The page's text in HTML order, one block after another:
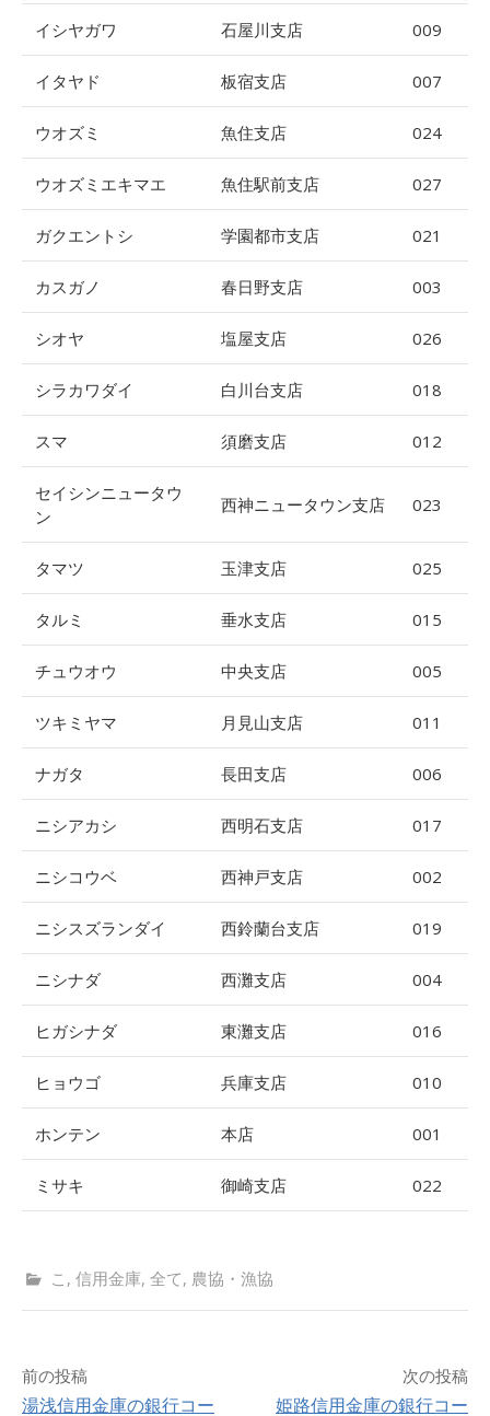
イシヤガワ 石屋川支店 009
イタヤド 板宿支店 007
ウオズミ 魚住支店 024
ウオズミエキマエ 魚住駅前支店 027
ガクエントシ 学園都市支店 021
カスガノ 春日野支店 003
シオヤ 塩屋支店 026
シラカワダイ 白川台支店 018
スマ 須磨支店 012
セイシンニュータウ
ン
西神ニュータウン支店 023
タマツ 玉津支店 025
タルミ 垂水支店 015
チュウオウ 中央支店 005
ツキミヤマ 月見山支店 011
ナガタ 長田支店 006
ニシアカシ 西明石支店 017
ニシコウベ 西神戸支店 002
ニシスズランダイ 西鈴蘭台支店 019
ニシナダ 西灘支店 004
ヒガシナダ 東灘支店 016
ヒョウゴ 兵庫支店 010
ホンテン 本店 001
ミサキ 御崎支店 022
こ , 信用金庫, 全て, 農協・漁協
前の投稿
湯浅信用金庫の銀行コー
次の投稿
姫路信用金庫の銀行コー